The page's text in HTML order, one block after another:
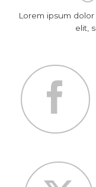
Lorem ipsum
elit,